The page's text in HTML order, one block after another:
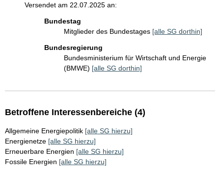
Versendet am 22.07.2025 an:
Bundestag
Mitglieder des Bundestages [alle SG dorthin]
Bundesregierung
Bundesministerium für Wirtschaft und Energie
(BMWE) [alle SG dorthin]
Betroffene Interessenbereiche (4)
Allgemeine Energiepolitik [alle SG hierzu]
Energienetze [alle SG hierzu]
Erneuerbare Energien [alle SG hierzu]
Fossile Energien [alle SG hierzu]